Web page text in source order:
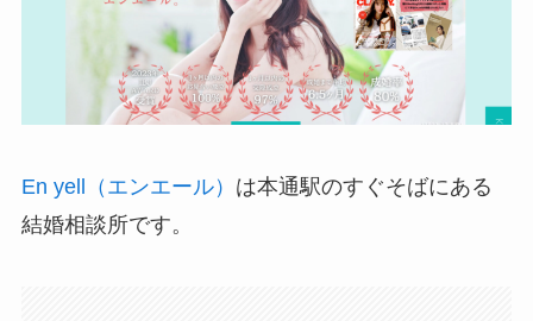
En yell（エンエール） は本通駅のすぐそばにある
結婚相談所です。